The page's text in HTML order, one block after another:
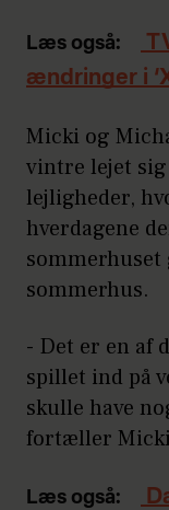
Læs også:
ændringer i
Micki og
vintre lejet
lejligheder,
hverdagene
sommerhus.
- Det er en af
spillet ind på
skulle have
fortæller
Læs også: